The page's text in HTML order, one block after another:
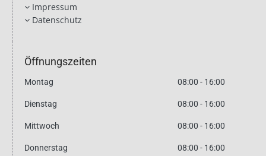
 Impressum
 Datenschutz
Öffnungszeiten
Montag 08:00 - 16:00
Dienstag 08:00 - 16:00
Mittwoch 08:00 - 16:00
Donnerstag 08:00 - 16:00